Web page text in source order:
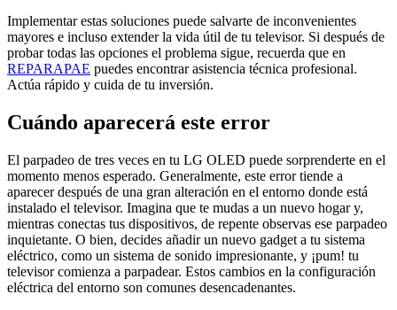
Implementar estas soluciones puede salvarte de inconvenientes
mayores e incluso extender la vida útil de tu televisor. Si después de
probar todas las opciones el problema sigue, recuerda que en
REPARAPAE puedes encontrar asistencia técnica profesional.
Actúa rápido y cuida de tu inversión.
Cuándo aparecerá este error
El parpadeo de tres veces en tu LG OLED puede sorprenderte en el
momento menos esperado. Generalmente, este error tiende a
aparecer después de una gran alteración en el entorno donde está
instalado el televisor. Imagina que te mudas a un nuevo hogar y,
mientras conectas tus dispositivos, de repente observas ese parpadeo
inquietante. O bien, decides añadir un nuevo gadget a tu sistema
eléctrico, como un sistema de sonido impresionante, y ¡pum! tu
televisor comienza a parpadear. Estos cambios en la configuración
eléctrica del entorno son comunes desencadenantes.